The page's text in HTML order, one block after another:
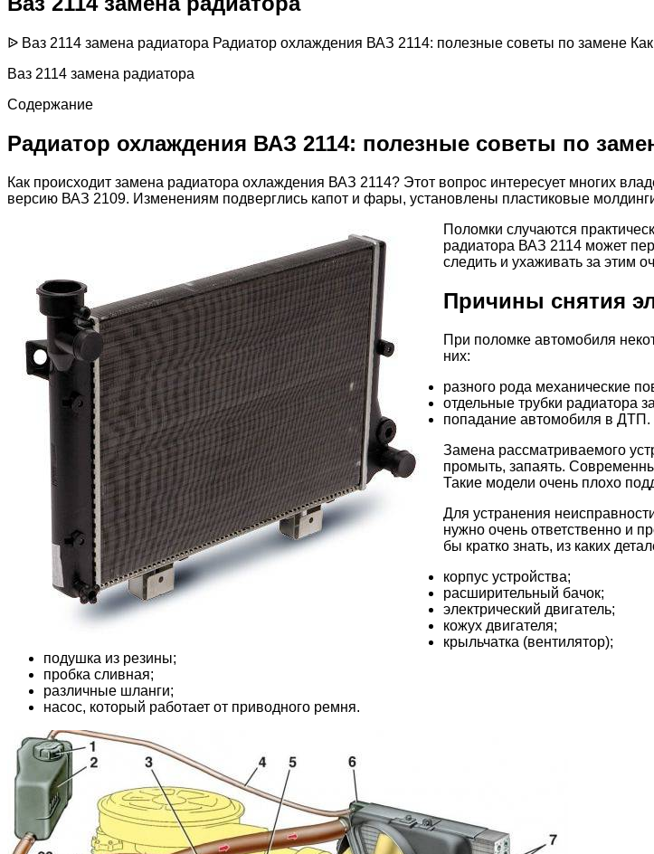
ᐉ Ваз 2114 замена радиатора Радиатор охлаждения ВАЗ 2114: полезные советы по замене
Ваз 2114 замена радиатора
Содержание
Радиатор охлаждения ВАЗ 2114: полезные советы по
Как происходит замена радиатора охлаждения ВАЗ 2114? Этот вопрос интересует многих
версию ВАЗ 2109. Изменениям подверглись капот и фары, установлены пластиковые
Поломки случаются
радиатора ВАЗ 2114 может
следить и ухаживать за этим
Причины снятия
При поломке автомобиля
них:
разного рода механические
отдельные трубки радиатора
попадание автомобиля в ДТП.
Замена рассматриваемого
промыть, запаять.
Такие модели очень плохо
Для устранения
нужно очень ответственно и
бы кратко знать, из каких
корпус устройства;
расширительный бачок;
электрический двигатель;
кожух двигателя;
крыльчатка (вентилятор);
подушка из резины;
пробка сливная;
различные шланги;
насос, который работает от приводного ремня.